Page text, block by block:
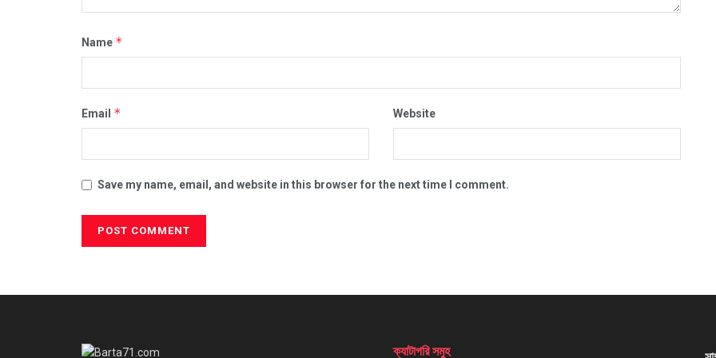
Name *
Email * Website
Save my name, email, and website in this browser for the next time I comment.
ক্যাটাগরি সমুহ